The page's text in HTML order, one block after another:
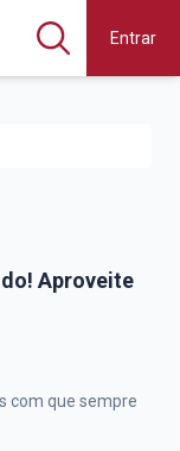
Entrar
Aproveite
com que sempre